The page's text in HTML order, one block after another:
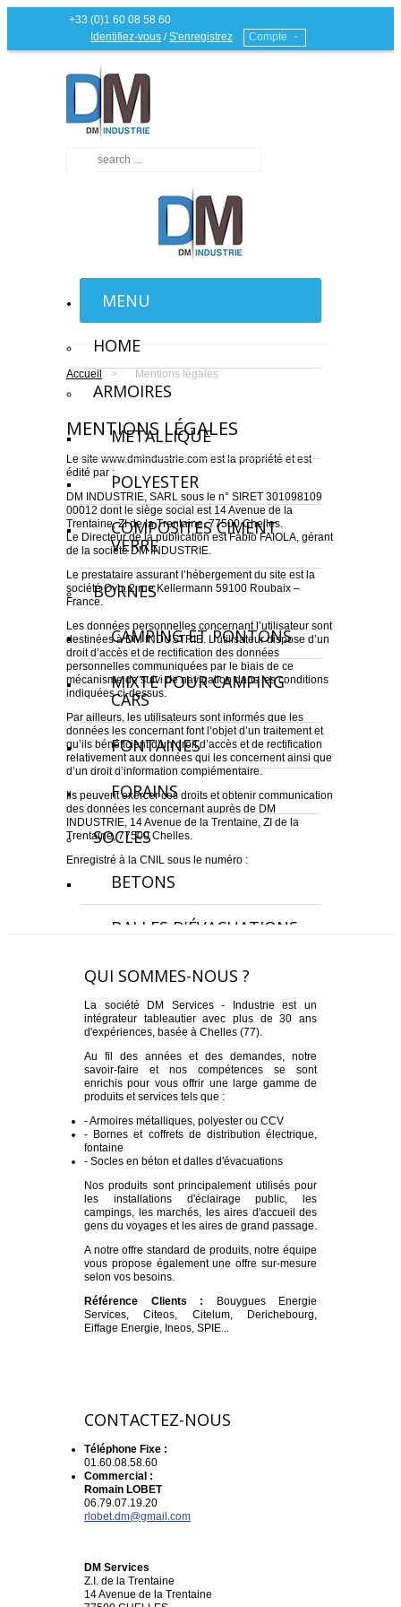
+33 (0)1 60 08 58 60
Identifiez-vous /S'enregistrez Compte
MENU
HOME
ARMOIRES
METALLIQUE
POLYESTER
COMPOSITES CIMENT
VERRE
BORNES
CAMPING ET PONTONS
MIXTE POUR CAMPING
CARS
FONTAINES
FORAINS
SOCLES
BETONS
DALLES D'ÉVACUATIONS
SERVICES
PIÈCES DÉTACHÉES
Accueil > Mentions légales
MENTIONS LÉGALES
Le site www.dmindustrie.com est la propriété et est
édité par :
DM INDUSTRIE, SARL sous le n° SIRET 301098109
00012 dont le siège social est 14 Avenue de la
Trentaine, ZI de la Trentaine, 77500 Chelles.
Le Directeur de la publication est Fabio FAIOLA, gérant
de la société DM INDUSTRIE.
Le prestataire assurant l’hébergement du site est la
société Ovh, 2 rue Kellermann 59100 Roubaix –
France.
Les données personnelles concernant l’utilisateur sont
destinées à DM INDUSTRIE. L’utilisateur dispose d’un
droit d’accès et de rectification des données
personnelles communiquées par le biais de ce
mécanisme de suivi de navigation dans les conditions
indiquées ci-dessus.
Par ailleurs, les utilisateurs sont informés que les
données les concernant font l’objet d’un traitement et
qu’ils bénéficient d’un droit d’accès et de rectification
relativement aux données qui les concernent ainsi que
d’un droit d’information complémentaire.
Ils peuvent exercer ces droits et obtenir communication
des données les concernant auprès de DM
INDUSTRIE, 14 Avenue de la Trentaine, ZI de la
Trentaine, 77500 Chelles.
Enregistré à la CNIL sous le numéro :
QUI SOMMES-NOUS ?
La société DM Services - Industrie est un
intégrateur tableautier avec plus de 30 ans
d'expériences, basée à Chelles (77).
Au fil des années et des demandes, notre
savoir-faire et nos compétences se sont
enrichis pour vous offrir une large gamme de
produits et services tels que :
- Armoires métalliques, polyester ou CCV
- Bornes et coffrets de distribution électrique,
fontaine
- Socles en béton et dalles d'évacuations
Nos produits sont principalement utilisés pour
les installations d'éclairage public, les
campings, les marchés, les aires d'accueil des
gens du voyages et les aires de grand passage.
A notre offre standard de produits, notre équipe
vous propose également une offre sur-mesure
selon vos besoins.
Référence Clients : Bouygues Energie
Services, Citeos, Citelum, Derichebourg,
Eiffage Energie, Ineos, SPIE...
CONTACTEZ-NOUS
Téléphone Fixe :
01.60.08.58.60
Commercial :
Romain LOBET
06.79.07.19.20
rlobet.dm@gmail.com
DM Services
Z.I. de la Trentaine
14 Avenue de la Trentaine